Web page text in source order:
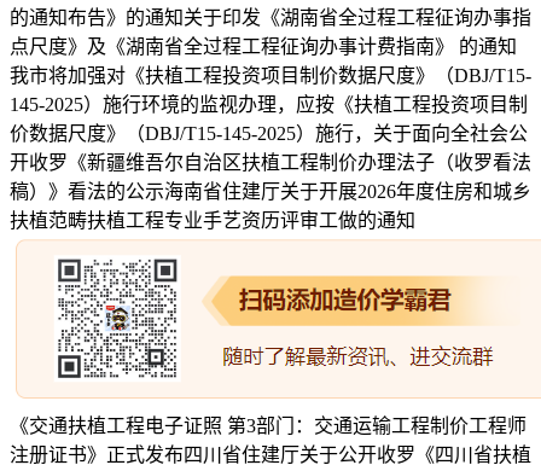
的通知布告》的通知关于印发《湖南省全过程工程征询办事指
点尺度》及《湖南省全过程工程征询办事计费指南》 的通知
我市将加强对《扶植工程投资项目制价数据尺度》（DBJ/T15-
145-2025）施行环境的监视办理，应按《扶植工程投资项目制
价数据尺度》（DBJ/T15-145-2025）施行，关于面向全社会公
开收罗《新疆维吾尔自治区扶植工程制价办理法子（收罗看法
稿）》看法的公示海南省住建厅关于开展2026年度住房和城乡
扶植范畴扶植工程专业手艺资历评审工做的通知
《交通扶植工程电子证照 第3部门：交通运输工程制价工程师
注册证书》正式发布四川省住建厅关于公开收罗《四川省扶植